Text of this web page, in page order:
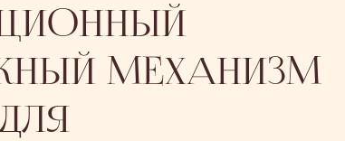
МЕХАНИЗМ
ДЛЯ